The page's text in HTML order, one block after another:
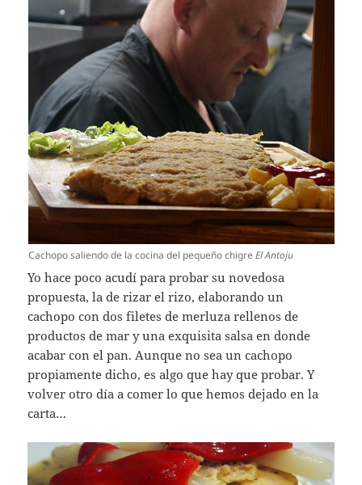
Cachopo saliendo de la cocina del pequeño chigre El Antoju
Yo hace poco acudí para probar su novedosa
propuesta, la de rizar el rizo, elaborando un
cachopo con dos filetes de merluza rellenos de
productos de mar y una exquisita salsa en donde
acabar con el pan. Aunque no sea un cachopo
propiamente dicho, es algo que hay que probar. Y
volver otro día a comer lo que hemos dejado en la
carta…